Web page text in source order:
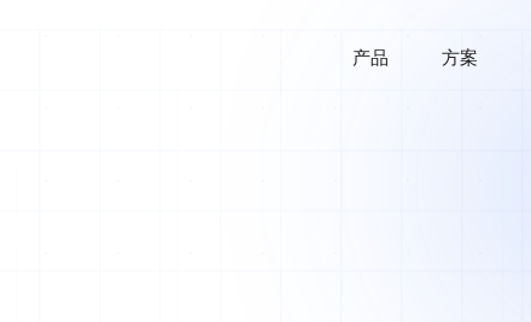
产品 方案